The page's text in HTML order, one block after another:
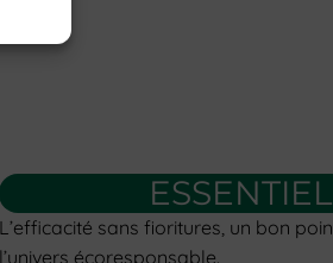
ESSENTIEL
L’efficacité sans fioritures, un bon
l’univers écoresponsable.